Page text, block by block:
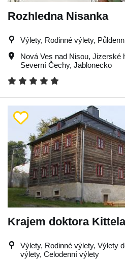
Rozhledna Nisanka
Výlety, Rodinné výlety,
Nová Ves nad Nisou, Jizerské
Severní Čechy, Jablonecko
Krajem doktora Kittela
Výlety, Rodinné výlety, Výlety
výlety, Celodenní výlety